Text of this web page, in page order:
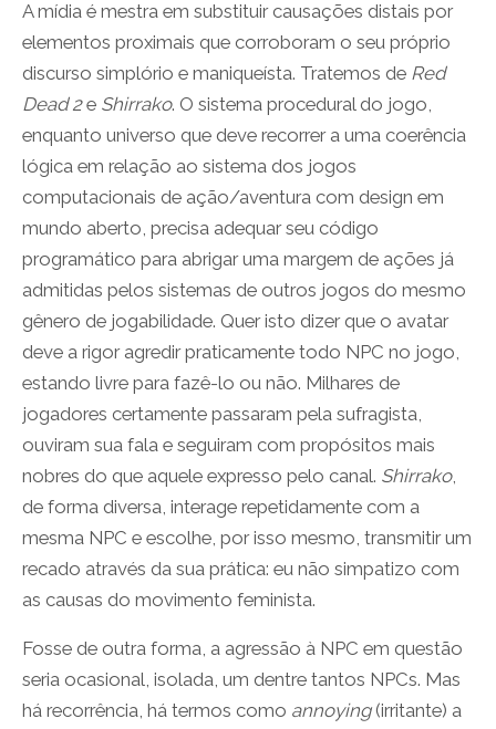
A mídia é mestra em substituir causações distais por
elementos proximais que corroboram o seu próprio
discurso simplório e maniqueísta. Tratemos de Red
Dead 2e Shirrako. O sistema procedural do jogo,
enquanto universo que deve recorrer a uma coerência
lógica em relação ao sistema dos jogos
computacionais de ação/aventura com design em
mundo aberto, precisa adequar seu código
programático para abrigar uma margem de ações já
admitidas pelos sistemas de outros jogos do mesmo
gênero de jogabilidade. Quer isto dizer que o avatar
deve a rigor agredir praticamente todo NPC no jogo,
estando livre para fazê-lo ou não. Milhares de
jogadores certamente passaram pela sufragista,
ouviram sua fala e seguiram com propósitos mais
nobres do que aquele expresso pelo canal. Shirrako,
de forma diversa, interage repetidamente com a
mesma NPC e escolhe, por isso mesmo, transmitir um
recado através da sua prática: eu não simpatizo com
as causas do movimento feminista.
Fosse de outra forma, a agressão à NPC em questão
seria ocasional, isolada, um dentre tantos NPCs. Mas
há recorrência, há termos como annoying(irritante) a